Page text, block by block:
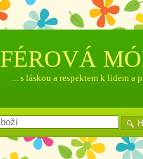
FÉROVÁ
... s láskou a respektem k lidem a